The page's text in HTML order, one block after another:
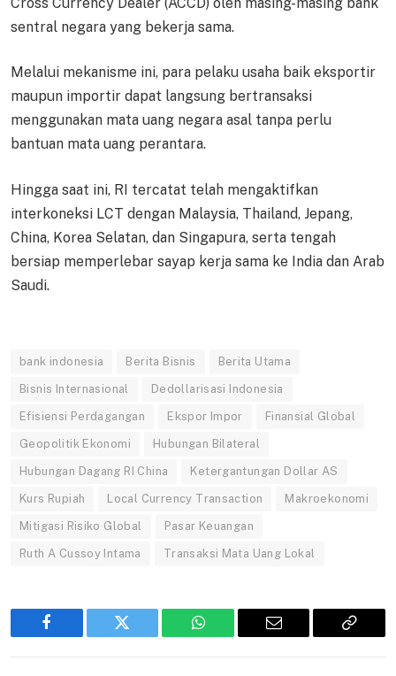
sentral negara yang bekerja sama.
Melalui mekanisme ini, para pelaku usaha baik eksportir
maupun importir dapat langsung bertransaksi
menggunakan mata uang negara asal tanpa perlu
bantuan mata uang perantara.
Hingga saat ini, RI tercatat telah mengaktifkan
interkoneksi LCT dengan Malaysia, Thailand, Jepang,
China, Korea Selatan, dan Singapura, serta tengah
bersiap memperlebar sayap kerja sama ke India dan Arab
Saudi.
bank indonesia Berita Bisnis Berita Utama
Bisnis Internasional Dedollarisasi Indonesia
Efisiensi Perdagangan Ekspor Impor Finansial Global
Geopolitik Ekonomi Hubungan Bilateral
Hubungan Dagang RI China Ketergantungan Dollar AS
Kurs Rupiah Local Currency Transaction Makroekonomi
Mitigasi Risiko Global Pasar Keuangan
Ruth A Cussoy Intama Transaksi Mata Uang Lokal
Facebook Twitter WhatsApp Email
Copy